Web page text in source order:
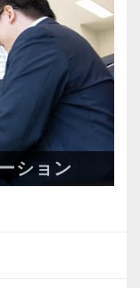
まる。」
ません。
な評価や成長
ら、
され、成長
も実務能力
ション